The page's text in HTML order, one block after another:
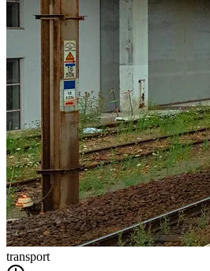
transport